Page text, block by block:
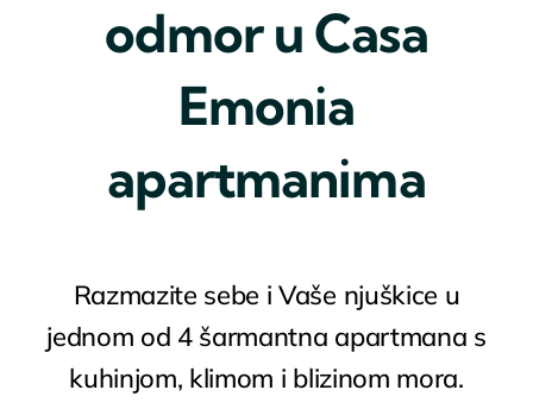
odmor u Casa
Emonia
apartmanima
Razmazite sebe i Vaše njuškice u
jednom od 4 šarmantna apartmana s
kuhinjom, klimom i blizinom mora.